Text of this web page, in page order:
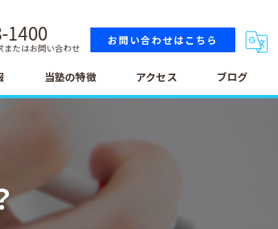
1400
またはお問い合わせ
お問い合わせはこちら
当塾の特徴
高校生
テスト
アクセス ブログ